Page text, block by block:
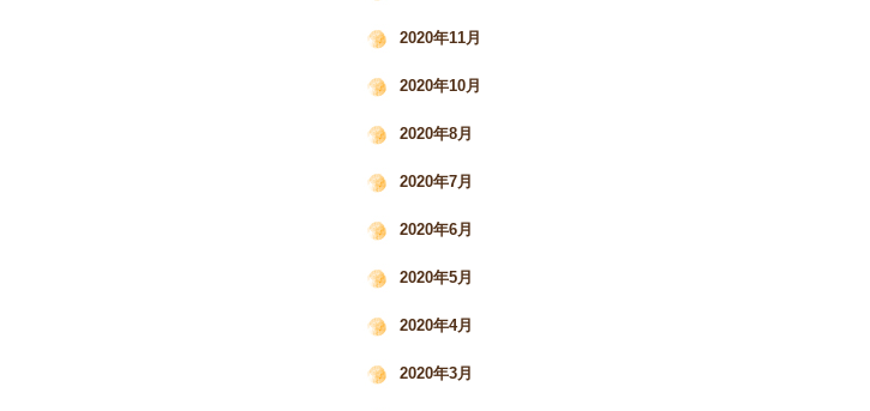
2020年11月
2020年10月
2020年8月
2020年7月
2020年6月
2020年5月
2020年4月
2020年3月